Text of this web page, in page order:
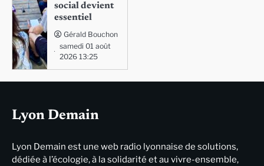
social devient
essentiel
Gérald Bouchon
samedi 01 août
2026 13:25
Lyon Demain
Lyon Demain est une web radio lyonnaise de solutions,
dédiée à l’écologie, à la solidarité et au vivre-ensemble,